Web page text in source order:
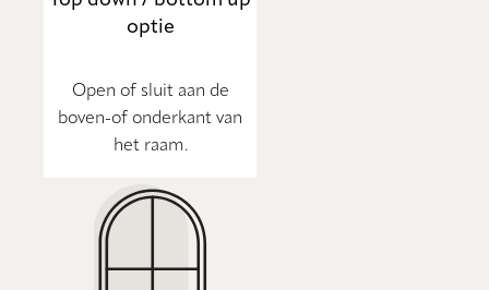
optie
Open of sluit aan de
boven-of onderkant van
het raam.